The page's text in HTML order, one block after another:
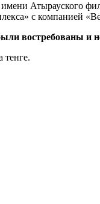
Атырауского
с компанией
востребованы и
тенге.